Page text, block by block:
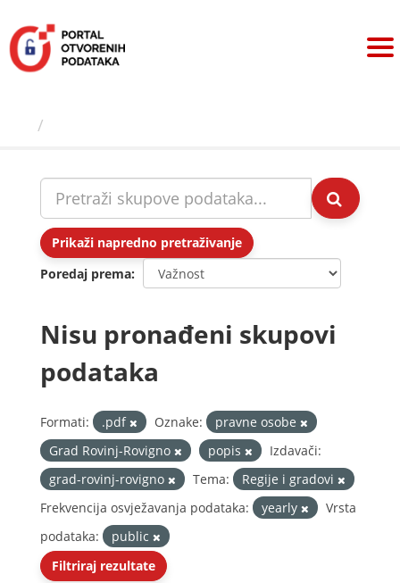
sadržaj
Prikaži napredno pretraživanje
Poredaj prema
Nisu pronađeni skupovi
podataka
Formati: .pdf Oznake:
pravne osobe
Grad Rovinj-Rovigno
popis
Izdavači:
grad-rovinj-rovigno
Tema:
Regije i gradovi
Frekvencija osvježavanja podataka:
yearly
Vrsta
podataka:
public
Filtriraj rezultate